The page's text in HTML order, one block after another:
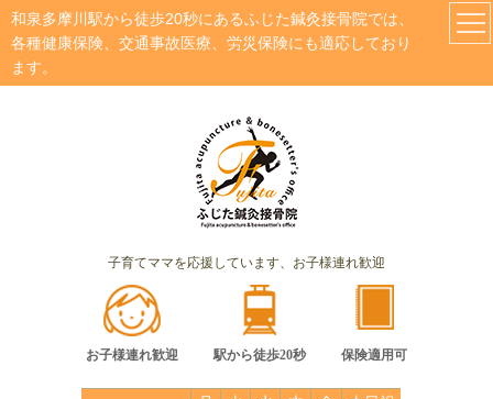
和泉多摩川駅から徒歩20秒にあるふじた鍼灸接骨院では、
各種健康保険、交通事故医療、労災保険にも適応しており
ます。
子育てママを応援しています、お子様連れ歓迎
お子様連れ歓迎 駅から徒歩20秒 保険適用可